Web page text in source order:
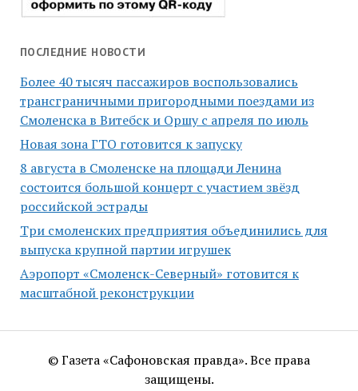
ПОСЛЕДНИЕ НОВОСТИ
Более 40 тысяч пассажиров воспользовались
трансграничными пригородными поездами из
Смоленска в Витебск и Оршу с апреля по июль
Новая зона ГТО готовится к запуску
8 августа в Смоленске на площади Ленина
состоится большой концерт с участием звёзд
российской эстрады
Три смоленских предприятия объединились для
выпуска крупной партии игрушек
Аэропорт «Смоленск-Северный» готовится к
масштабной реконструкции
© Газета «Сафоновская правда». Все права
защищены.